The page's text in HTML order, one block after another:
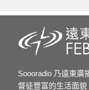
Soooradio 乃遠東廣
督徒豐富的生活面